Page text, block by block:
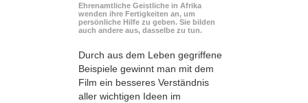
Ehrenamtliche Geistliche in Afrika
wenden ihre Fertigkeiten an, um
persönliche Hilfe zu geben. Sie bilden
auch andere aus, dasselbe zu tun.
Durch aus dem Leben gegriffene
Beispiele gewinnt man mit dem
Film ein besseres Verständnis
aller wichtigen Ideen im